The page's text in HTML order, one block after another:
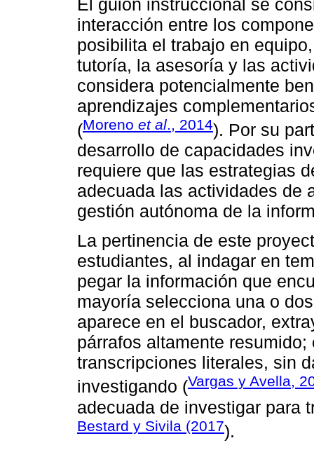
El guion instruccional se
interacción entre los
posibilita el trabajo en
tutoría, la asesoría y las
considera potencialmente
aprendizajes
(Moreno et al., 2014). Por su
desarrollo de capacidades
requiere que las estrategias
adecuada las actividades de
gestión autónoma de la
La pertinencia de este
estudiantes, al indagar en
pegar la información que
mayoría selecciona una o
aparece en el buscador,
párrafos altamente
transcripciones literales, sin
investigando (Vargas y Avella,
adecuada de investigar para
Bestard y Sivila (2017).